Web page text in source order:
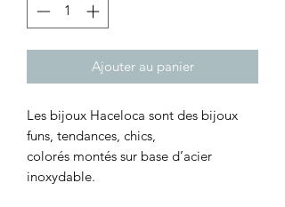
Ajouter au panier
Les bijoux Haceloca sont des bijoux
funs, tendances, chics,
colorés montés sur base d’acier
inoxydable.